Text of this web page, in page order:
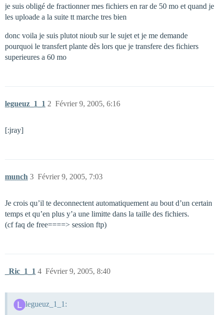
je suis obligé de fractionner mes fichiers en rar de 50 mo et quand je
les uploade a la suite tt marche tres bien
donc voila je suis plutot nioub sur le sujet et je me demande
pourquoi le transfert plante dès lors que je transfere des fichiers
superieures a 60 mo
legueuz_1_1 Février 9, 2005, 6:16
2
[:jray]
munch Février 9, 2005, 7:03
3
Je crois qu’il te deconnectent automatiquement au bout d’un certain
temps et qu’en plus y’a une limitte dans la taille des fichiers.
(cf faq de free====> session ftp)
_Ric_1_1 Février 9, 2005, 8:40
4
legueuz_1_1: